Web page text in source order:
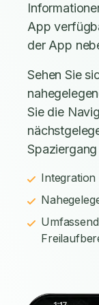
App
der App
Sehen Sie
Sie die
Integration